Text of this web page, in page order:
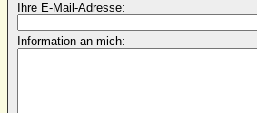
Ihre E-Mail-Adresse:
Information an mich: